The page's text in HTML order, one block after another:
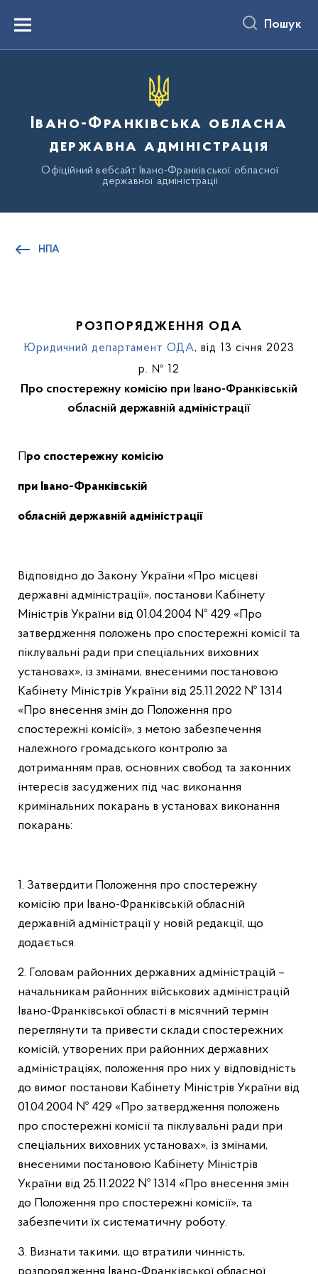
вмістуMenu Пошук
Івано-Франківська обласна
державна адміністрація
Офіційний вебсайт Івано-Франківської обласної
державної адміністрації
НПА
РОЗПОРЯДЖЕННЯ ОДА
Юридичний департамент ОДА, від 13 січня 2023
р. № 12
Про спостережну комісію при Івано-Франківській
обласній державній адміністрації
Про спостережну комісію
при Івано-Франківській
обласній державній адміністрації
Відповідно до Закону України «Про місцеві
державні адміністрації», постанови Кабінету
Міністрів України від 01.04.2004 № 429 «Про
затвердження положень про спостережні комісії та
піклувальні ради при спеціальних виховних
установах», із змінами, внесеними постановою
Кабінету Міністрів України від 25.11.2022 № 1314
«Про внесення змін до Положення про
спостережні комісії», з метою забезпечення
належного громадського контролю за
дотриманням прав, основних свобод та законних
інтересів засуджених під час виконання
кримінальних покарань в установах виконання
покарань:
1. Затвердити Положення про спостережну
комісію при Івано-Франківській обласній
державній адміністрації у новій редакції, що
додається.
2. Головам районних державних адміністрацій –
начальникам районних військових адміністрацій
Івано-Франківської області в місячний термін
переглянути та привести склади спостережних
комісій, утворених при районних державних
адміністраціях, положення про них у відповідність
до вимог постанови Кабінету Міністрів України від
01.04.2004 № 429 «Про затвердження положень
про спостережні комісії та піклувальні ради при
спеціальних виховних установах», із змінами,
внесеними постановою Кабінету Міністрів
України від 25.11.2022 № 1314 «Про внесення змін
до Положення про спостережні комісії», та
забезпечити їх систематичну роботу.
3. Визнати такими, що втратили чинність,